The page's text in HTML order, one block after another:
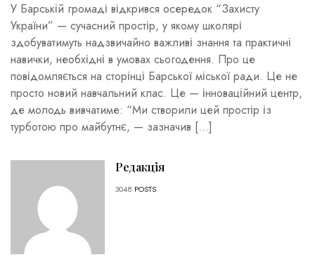
У Барській громаді відкрився осередок “Захисту
України” — сучасний простір, у якому школярі
здобуватимуть надзвичайно важливі знання та практичні
навички, необхідні в умовах сьогодення. Про це
повідомляється на сторінці Барської міської ради. Це не
просто новий навчальний клас. Це — інноваційний центр,
де молодь вивчатиме: “Ми створили цей простір із
турботою про майбутнє, — зазначив […]
Редакція
3048 POSTS